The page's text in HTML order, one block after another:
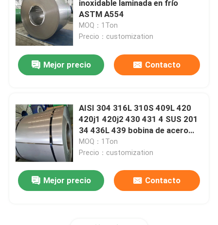
tubo soldado con autógena de acero inoxidable
Barras redondas de acero inoxidables
Alambre Rod de acero inoxidable
Perfil de acero inoxidable
Disco de acero inoxidable
inoxidable laminada en frío
ASTM A554
MOQ：1Ton
Precio：customization
Mejor precio Contacto
AISI 304 316L 310S 409L 420
420j1 420j2 430 431 4 SUS 201
34 436L 439 bobina de acero
inoxidable laminada en frío
MOQ：1Ton
Precio：customization
Mejor precio Contacto